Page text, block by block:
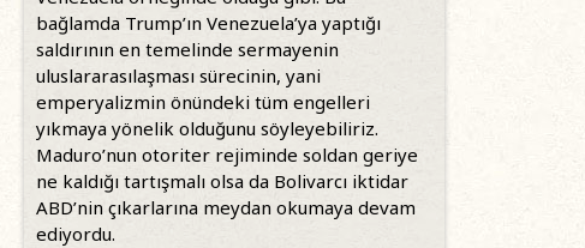
bağlamda Trump’ın Venezuela’ya yaptığı
saldırının en temelinde sermayenin
uluslararasılaşması sürecinin, yani
emperyalizmin önündeki tüm engelleri
yıkmaya yönelik olduğunu söyleyebiliriz.
Maduro’nun otoriter rejiminde soldan geriye
ne kaldığı tartışmalı olsa da Bolivarcı iktidar
ABD’nin çıkarlarına meydan okumaya devam
ediyordu.